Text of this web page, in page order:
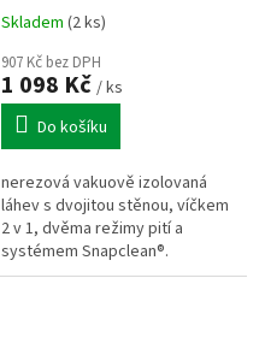
Skladem (2 ks)
907 Kč bez DPH
1 098 Kč / ks
Do košíku
nerezová vakuově izolovaná
láhev s dvojitou stěnou, víčkem
2 v 1, dvěma režimy pití a
systémem Snapclean®.
Kompatibilní s víčky Kambukka,